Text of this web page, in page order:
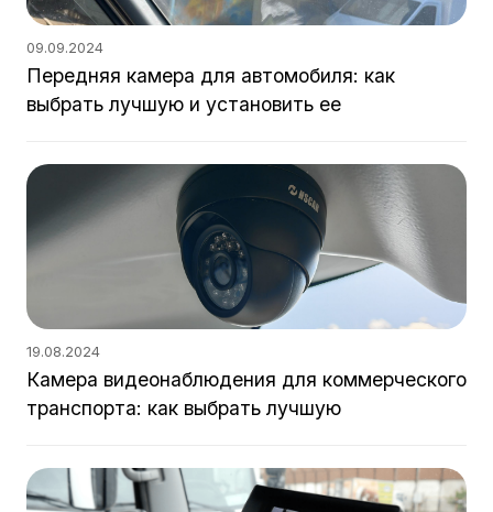
09.09.2024
Передняя камера для автомобиля: как
выбрать лучшую и установить ее
19.08.2024
Камера видеонаблюдения для коммерческого
транспорта: как выбрать лучшую